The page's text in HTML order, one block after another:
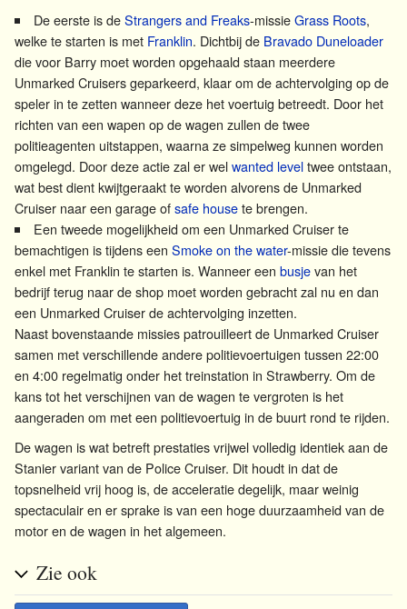
De eerste is deStrangers and Freaks-missieGrass Roots,
welke te starten is met Franklin. Dichtbij de Bravado Duneloader
die voor Barry moet worden opgehaald staan meerdere
Unmarked Cruisers geparkeerd, klaar om de achtervolging op de
speler in te zetten wanneer deze het voertuig betreedt. Door het
richten van een wapen op de wagen zullen de twee
politieagenten uitstappen, waarna ze simpelweg kunnen worden
omgelegd. Door deze actie zal er welwanted leveltwee ontstaan,
wat best dient kwijtgeraakt te worden alvorens de Unmarked
Cruiser naar een garage ofsafe housete brengen.
Een tweede mogelijkheid om een Unmarked Cruiser te
bemachtigen is tijdens een Smoke on the water-missie die tevens
enkel met Franklin te starten is. Wanneer een busjevan het
bedrijf terug naar de shop moet worden gebracht zal nu en dan
een Unmarked Cruiser de achtervolging inzetten.
Naast bovenstaande missies patrouilleert de Unmarked Cruiser
samen met verschillende andere politievoertuigen tussen 22:00
en 4:00 regelmatig onder het treinstation in Strawberry. Om de
kans tot het verschijnen van de wagen te vergroten is het
aangeraden om met een politievoertuig in de buurt rond te rijden.
De wagen is wat betreft prestaties vrijwel volledig identiek aan de
Stanier variant van de Police Cruiser. Dit houdt in dat de
topsnelheid vrij hoog is, de acceleratie degelijk, maar weinig
spectaculair en er sprake is van een hoge duurzaamheid van de
motor en de wagen in het algemeen.
Zie ook